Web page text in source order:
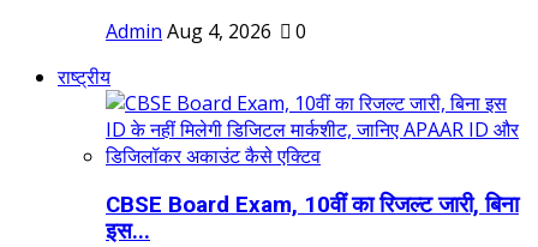
Admin Aug 4, 2026
0
राष्ट्रीय
CBSE Board Exam, 10वीं का रिजल्ट जारी, बिना
इस...